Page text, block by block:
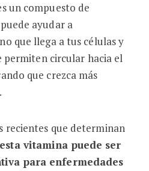
un compuesto de
ayudar a
que llega a tus células y
permiten circular hacia el
que crezca más
recientes que determinan
vitamina puede ser
para enfermedades